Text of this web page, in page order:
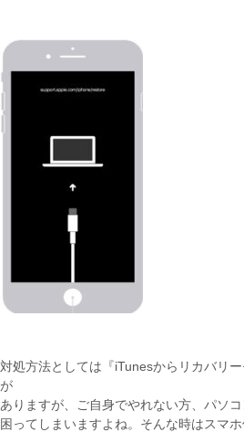
対処方法としては『iTunesからリカバリ
が
ありますが、ご自身でやれない方、パソ
困ってしまいますよね。そんな時はスマ